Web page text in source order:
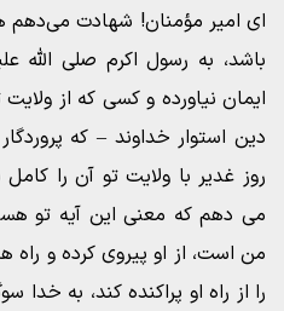
ای امیر مؤمنان! شهادت می‌دهم
باشد، به رسول اکرم صلی الله
ایمان نیاورده و کسی که از
دین استوار خداوند – که
روز غدیر با ولایت تو آن را
می دهم که معنی این آیه تو
من است، از او پیروی کرده و راه
را از راه او پراکنده کند، به